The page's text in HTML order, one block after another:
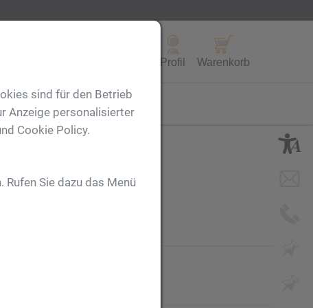
Profil Warenkorb
sind für den Betrieb
Anzeige personalisierter
Cookie Policy.
Sie dazu das Menü